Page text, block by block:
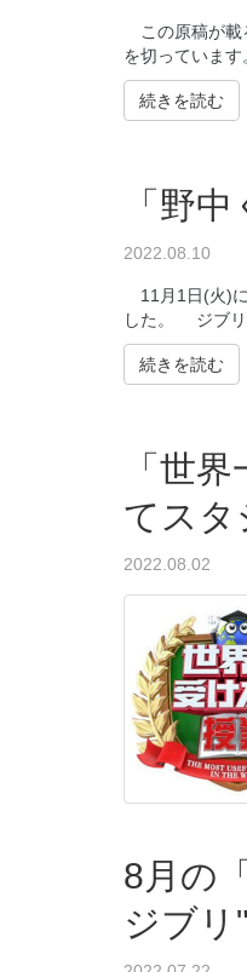
この原稿が載
を切っていま
続きを読む
「野
2022.08.10
11月1日(火)に
した。 ジブリ
続きを読む
「世
てスタ
2022.08.02
8月の
ジブリ"